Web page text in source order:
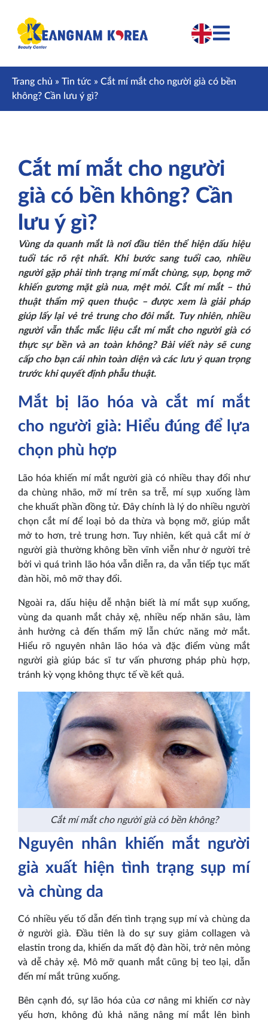
Trang chủ » Tin tức » Cắt mí mắt cho người già có bền
không? Cần lưu ý gì?
Cắt mí mắt cho người
già có bền không? Cần
lưu ý gì?
Vùng da quanh mắt là nơi đầu tiên thể hiện dấu hiệu
tuổi tác rõ rệt nhất. Khi bước sang tuổi cao, nhiều
người gặp phải tình trạng mí mắt chùng, sụp, bọng mỡ
khiến gương mặt già nua, mệt mỏi. Cắt mí mắt – thủ
thuật thẩm mỹ quen thuộc – được xem là giải pháp
giúp lấy lại vẻ trẻ trung cho đôi mắt. Tuy nhiên, nhiều
người vẫn thắc mắc liệu cắt mí mắt cho người già có
thực sự bền và an toàn không? Bài viết này sẽ cung
cấp cho bạn cái nhìn toàn diện và các lưu ý quan trọng
trước khi quyết định phẫu thuật.
Mắt bị lão hóa và cắt mí mắt
cho người già: Hiểu đúng để lựa
chọn phù hợp
Lão hóa khiến mí mắt người già có nhiều thay đổi như
da chùng nhão, mỡ mí trên sa trễ, mí sụp xuống làm
che khuất phần đồng tử. Đây chính là lý do nhiều người
chọn cắt mí để loại bỏ da thừa và bọng mỡ, giúp mắt
mở to hơn, trẻ trung hơn. Tuy nhiên, kết quả cắt mí ở
người già thường không bền vĩnh viễn như ở người trẻ
bởi vì quá trình lão hóa vẫn diễn ra, da vẫn tiếp tục mất
đàn hồi, mô mỡ thay đổi.
Ngoài ra, dấu hiệu dễ nhận biết là mí mắt sụp xuống,
vùng da quanh mắt chảy xệ, nhiều nếp nhăn sâu, làm
ảnh hưởng cả đến thẩm mỹ lẫn chức năng mở mắt.
Hiểu rõ nguyên nhân lão hóa và đặc điểm vùng mắt
người già giúp bác sĩ tư vấn phương pháp phù hợp,
tránh kỳ vọng không thực tế về kết quả.
Cắt mí mắt cho người già có bền không?
Nguyên nhân khiến mắt người
già xuất hiện tình trạng sụp mí
và chùng da
Có nhiều yếu tố dẫn đến tình trạng sụp mí và chùng da
ở người già. Đầu tiên là do sự suy giảm collagen và
elastin trong da, khiến da mất độ đàn hồi, trở nên mỏng
và dễ chảy xệ. Mô mỡ quanh mắt cũng bị teo lại, dẫn
đến mí mắt trũng xuống.
Bên cạnh đó, sự lão hóa của cơ nâng mi khiến cơ này
yếu hơn, không đủ khả năng nâng mí mắt lên bình